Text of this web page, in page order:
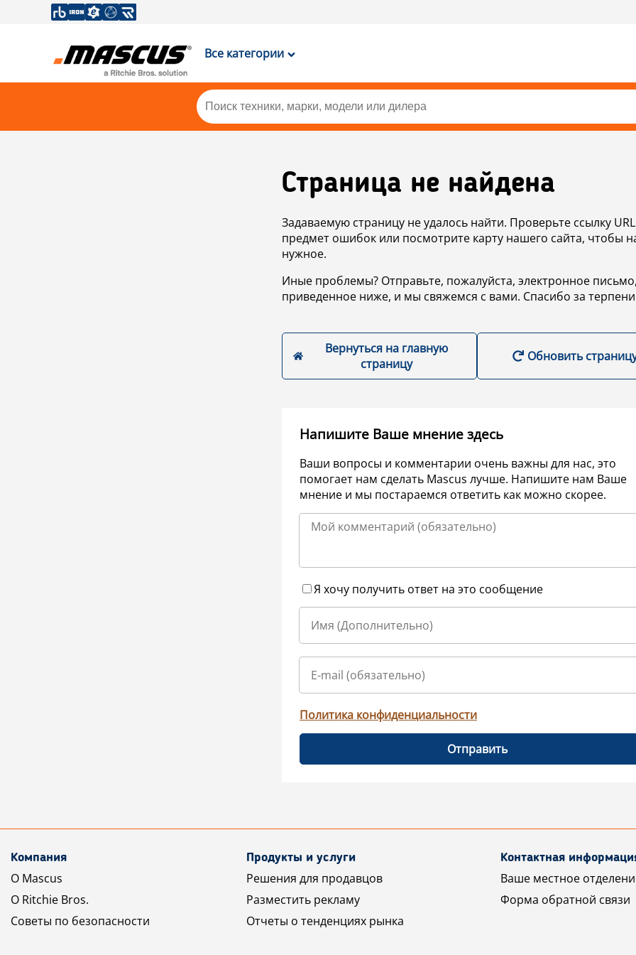
Все категории
Страница не найдена
Задаваемую страницу не удалось найти. Проверьте ссылку
предмет ошибок или посмотрите карту нашего сайта, чтобы
нужное.
Иные проблемы? Отправьте, пожалуйста, электронное
приведенное ниже, и мы свяжемся с вами. Спасибо за
Вернуться на главную
страницу
Обновить
Напишите Ваше мнение здесь
Ваши вопросы и комментарии очень важны для нас, это
помогает нам сделать Mascus лучше. Напишите нам Ваше
мнение и мы постараемся ответить как можно скорее.
Я хочу получить ответ на это сообщение
Политика конфиденциальности
Отправить
Компания
О Mascus
О Ritchie Bros.
Советы по безопасности
Продукты и услуги
Решения для продавцов
Разместить рекламу
Отчеты о тенденциях рынка
Контактная
Ваше местное
Форма обратной связи